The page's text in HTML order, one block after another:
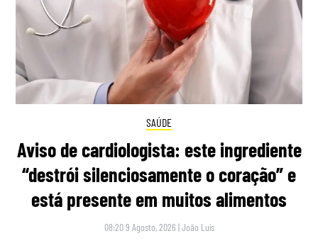
SAÚDE
Aviso de cardiologista: este ingrediente
“destrói silenciosamente o coração” e
está presente em muitos alimentos
08:20 9 Agosto, 2026 |João Luís